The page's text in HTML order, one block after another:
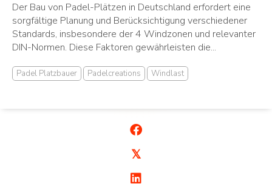
Der Bau von Padel-Plätzen in Deutschland erfordert eine
sorgfältige Planung und Berücksichtigung verschiedener
Standards, insbesondere der 4 Windzonen und relevanter
DIN-Normen. Diese Faktoren gewährleisten die...
Padel Platzbauer Padelcreations Windlast
𝕏